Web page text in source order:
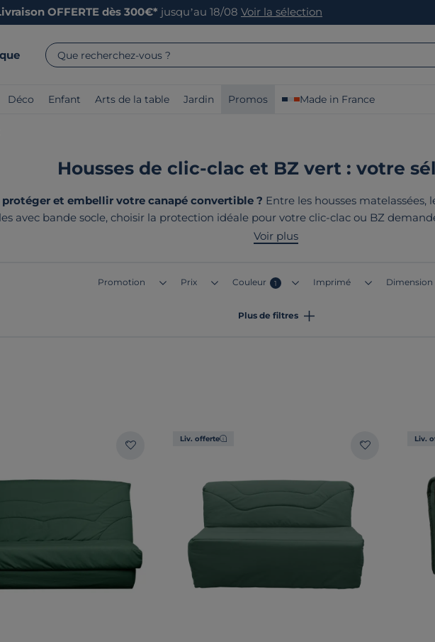
OFFERTE dès 300€* jusqu’au 18/08 Voir la sélection
Que recherchez-vous ?
Déco Enfant Arts de la table Jardin Promos Made in France
Housses de clic-clac et BZ vert : votre
et embellir votre canapé convertible ? Entre les housses
avec bande socle, choisir la protection idéale pour votre clic-clac ou BZ
des housses qui allient praticité et esthétique pour redonner une seconde vie à
Voir plus
Promotion Prix Couleur 1 Imprimé Dimension
Plus de filtres
Liv. offerte Liv.